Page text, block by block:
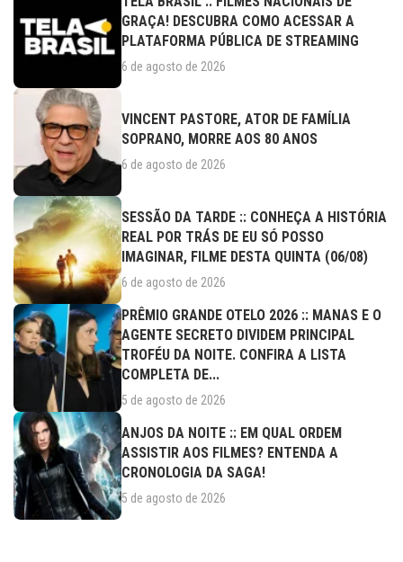
GRAÇA! DESCUBRA COMO ACESSAR A
PLATAFORMA PÚBLICA DE STREAMING
6 de agosto de 2026
VINCENT PASTORE, ATOR DE FAMÍLIA
SOPRANO, MORRE AOS 80 ANOS
6 de agosto de 2026
SESSÃO DA TARDE :: CONHEÇA A HISTÓRIA
REAL POR TRÁS DE EU SÓ POSSO
IMAGINAR, FILME DESTA QUINTA (06/08)
6 de agosto de 2026
PRÊMIO GRANDE OTELO 2026 :: MANAS E O
AGENTE SECRETO DIVIDEM PRINCIPAL
TROFÉU DA NOITE. CONFIRA A LISTA
COMPLETA DE...
5 de agosto de 2026
ANJOS DA NOITE :: EM QUAL ORDEM
ASSISTIR AOS FILMES? ENTENDA A
CRONOLOGIA DA SAGA!
5 de agosto de 2026